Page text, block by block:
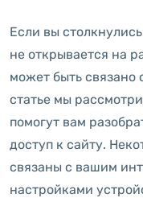
Если вы
не открывается на
может быть
статье мы
помогут вам
доступ к сайту.
связаны с вашим
настройками